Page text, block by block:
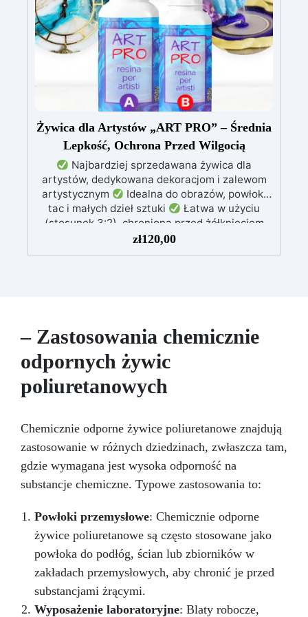
połączeniu z innymi kolorami.
Wszechstronność: Doskonały do tworzenia
unikalnych dzieł sztuki, dodając głębię i
dynamikę powierzchniom z żywicy.
Żywica dla Artystów „ART PRO” – Średnia
Lepkość, Ochrona Przed Wilgocią
Najbardziej sprzedawana żywica dla
artystów, dedykowana dekoracjom i zalewom
artystycznym
Idealna do obrazów, powłok,
tac i małych dzieł sztuki
Łatwa w użyciu
(stosunek 3:2), chroniona przed żółknięciem
dzięki specjalnym filtrom UV
nie kapie, utrzymując precyzyjne i czyste wzory
zł120,00
– Zastosowania chemicznie
odpornych żywic
poliuretanowych
Chemicznie odporne żywice poliuretanowe znajdują
zastosowanie w różnych dziedzinach, zwłaszcza tam,
gdzie wymagana jest wysoka odporność na
substancje chemiczne. Typowe zastosowania to:
Powłoki przemysłowe: Chemicznie odporne
żywice poliuretanowe są często stosowane jako
powłoka do podłóg, ścian lub zbiorników w
zakładach przemysłowych, aby chronić je przed
substancjami żrącymi.
Wyposażenie laboratoryjne: Blaty robocze,